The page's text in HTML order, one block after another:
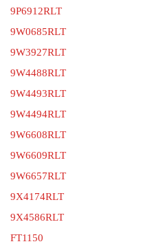
9P6912RLT
9W0685RLT
9W3927RLT
9W4488RLT
9W4493RLT
9W4494RLT
9W6608RLT
9W6609RLT
9W6657RLT
9X4174RLT
9X4586RLT
FT1150